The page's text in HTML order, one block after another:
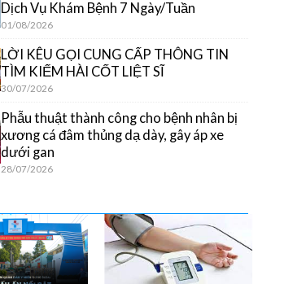
Dịch Vụ Khám Bệnh 7 Ngày/Tuần
01/08/2026
LỜI KÊU GỌI CUNG CẤP THÔNG TIN
TÌM KIẾM HÀI CỐT LIỆT SĨ
30/07/2026
Phẫu thuật thành công cho bệnh nhân bị
xương cá đâm thủng dạ dày, gây áp xe
dưới gan
28/07/2026